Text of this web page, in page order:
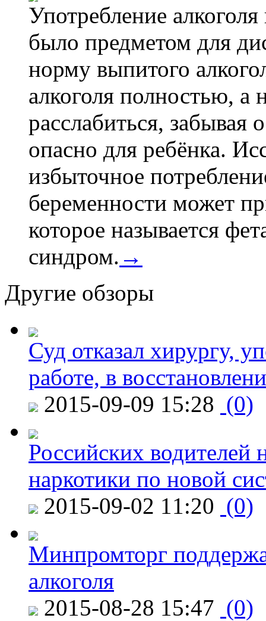
Употребление
было предметом для
норму выпитого
алкоголя полностью, а
расслабиться, забывая
опасно для ребёнка.
избыточное
беременности может
которое называется
синдром. →
Другие обзоры
Суд отказал хирургу,
работе, в
2015-09-09 15:28 (0)
Российских водителей
наркотики по новой
2015-09-02 11:20 (0)
Минпромторг
алкоголя
2015-08-28 15:47 (0)